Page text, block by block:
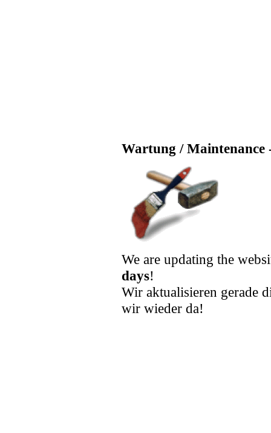
Wartung / Maintenance
We are updating the
days!
Wir aktualisieren gerade
wir wieder da!